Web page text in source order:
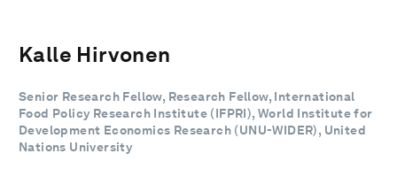
Kalle Hirvonen
Senior Research Fellow, Research Fellow, International
Food Policy Research Institute (IFPRI), World Institute for
Development Economics Research (UNU-WIDER), United
Nations University